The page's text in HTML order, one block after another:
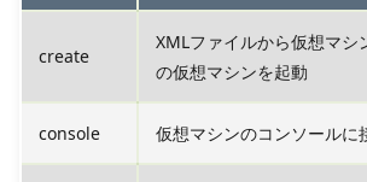
create
XMLファイルから仮想マシ
の仮想マシンを起動
console 仮想マシンのコンソールに